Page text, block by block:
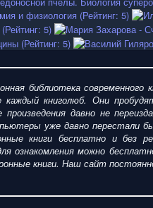
библиотека современного
книголюб. Они
давно не
уже давно перестали
книги бесплатно и без
ознакомления можно
книги. Наш сайт